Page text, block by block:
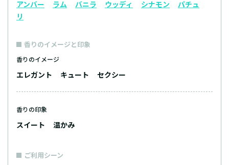
アンバー ラム バニラ ウッディ シナモン
パチュ
リ
香りのイメージと印象
香りのイメージ
エレガント キュート セクシー
香りの印象
スイート 温かみ
ご利用シーン